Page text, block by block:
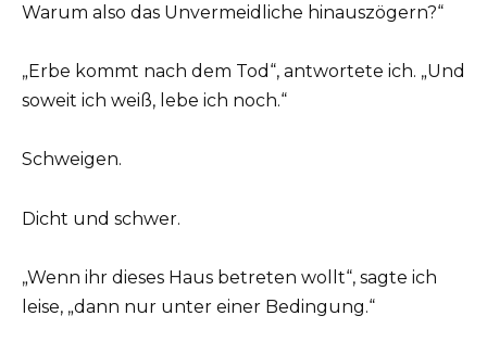
Warum also das Unvermeidliche hinauszögern?“
„Erbe kommt nach dem Tod“, antwortete ich. „Und
soweit ich weiß, lebe ich noch.“
Schweigen.
Dicht und schwer.
„Wenn ihr dieses Haus betreten wollt“, sagte ich
leise, „dann nur unter einer Bedingung.“